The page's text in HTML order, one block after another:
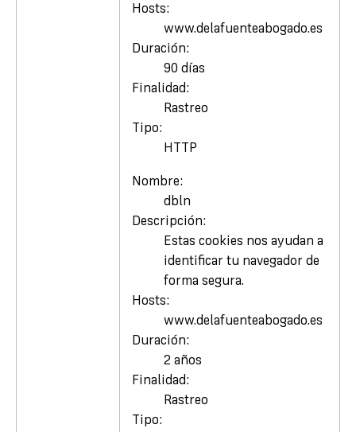
Hosts:
www.delafuenteabogado.es
Duración:
90 días
Finalidad:
Rastreo
Tipo:
HTTP
Nombre:
dbln
Descripción:
Estas cookies nos ayudan a
identificar tu navegador de
forma segura.
Hosts:
www.delafuenteabogado.es
Duración:
2 años
Finalidad:
Rastreo
Tipo: